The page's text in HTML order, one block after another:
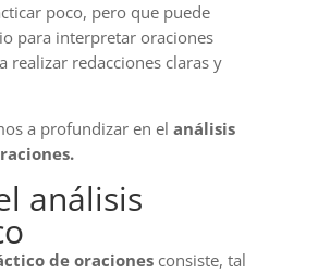
poco, pero que puede
para interpretar oraciones
realizar redacciones claras y
a profundizar en el análisis
análisis
de oracionesconsiste, tal